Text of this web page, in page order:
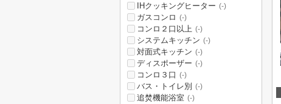
IHクッキングヒーター (-)
ガスコンロ (-)
コンロ２口以上 (-)
システムキッチン (-)
対面式キッチン (-)
ディスポーザー (-)
コンロ３口 (-)
バス・トイレ別 (-)
追焚機能浴室 (-)